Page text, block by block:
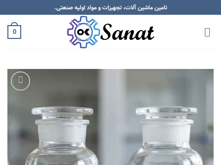
Skip
to
content
تامین ماشین آلات، تجهیزات و مواد اولیه صنعتی.
0